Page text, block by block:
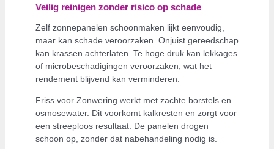
Veilig reinigen zonder risico op schade
Zelf zonnepanelen schoonmaken lijkt eenvoudig,
maar kan schade veroorzaken. Onjuist gereedschap
kan krassen achterlaten. Te hoge druk kan lekkages
of microbeschadigingen veroorzaken, wat het
rendement blijvend kan verminderen.
Friss voor Zonwering werkt met zachte borstels en
osmosewater. Dit voorkomt kalkresten en zorgt voor
een streeploos resultaat. De panelen drogen
schoon op, zonder dat nabehandeling nodig is.